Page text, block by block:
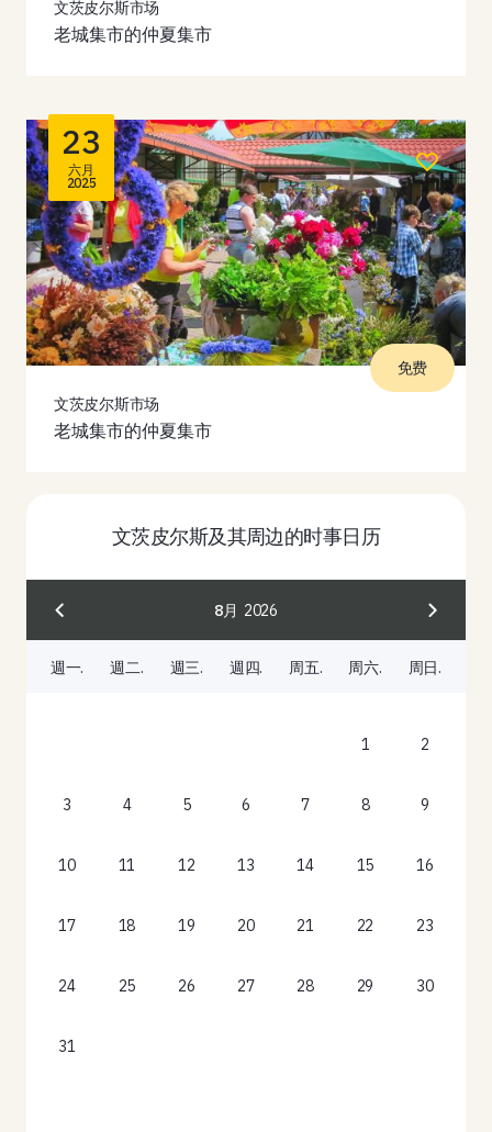
文茨皮尔斯市场
老城集市的仲夏集市
23
六月
2025
文茨皮尔斯市场
老城集市的仲夏集市
免费
文茨皮尔斯及其周边的时事日历
8月 2026
週一. 週二. 週三. 週四. 周五. 周六. 周日.
1 2
3 4 5 6 7 8 9
10 11 12 13 14 15 16
17 18 19 20 21 22 23
24 25 26 27 28 29 30
31